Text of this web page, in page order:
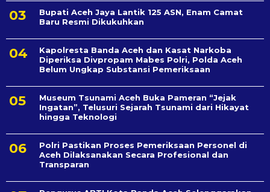
Bupati Aceh Jaya Lantik 125 ASN, Enam Camat
Baru Resmi Dikukuhkan
Kapolresta Banda Aceh dan Kasat Narkoba
Diperiksa Divpropam Mabes Polri, Polda Aceh
Belum Ungkap Substansi Pemeriksaan
Museum Tsunami Aceh Buka Pameran “Jejak
Ingatan”, Telusuri Sejarah Tsunami dari Hikayat
hingga Teknologi
Polri Pastikan Proses Pemeriksaan Personel di
Aceh Dilaksanakan Secara Profesional dan
Transparan